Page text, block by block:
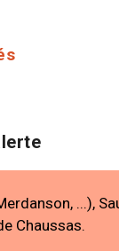
...),
Chaussas.